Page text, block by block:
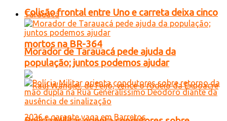
Colisão frontal entre Uno e carreta deixa cinco
mortos na BR-364
Tarauacá
Morador de Tarauacá pede ajuda da
população; juntos podemos ajudar